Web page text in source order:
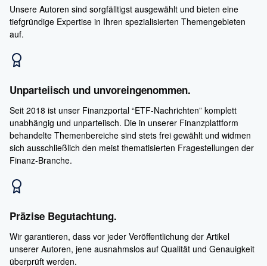
Unsere Autoren sind sorgfälltigst ausgewählt und bieten eine
tiefgründige Expertise in Ihren spezialisierten Themengebieten
auf.
Unparteiisch und unvoreingenommen.
Seit 2018 ist unser Finanzportal “ETF-Nachrichten” komplett
unabhängig und unparteiisch. Die in unserer Finanzplattform
behandelte Themenbereiche sind stets frei gewählt und widmen
sich ausschließlich den meist thematisierten Fragestellungen der
Finanz-Branche.
Präzise Begutachtung.
Wir garantieren, dass vor jeder Veröffentlichung der Artikel
unserer Autoren, jene ausnahmslos auf Qualität und Genauigkeit
überprüft werden.